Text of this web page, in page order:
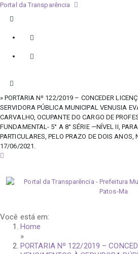
Portal da Transparência
» PORTARIA Nº 122/2019 – CONCEDER
SERVIDORA PÚBLICA MUNICIPAL VENUSIA
CARVALHO, OCUPANTE DO CARGO DE
FUNDAMENTAL- 5° A 8° SÉRIE —NÍVEL II,
PARTICULARES, PELO PRAZO DE DOIS
17/06/2021.
Você está em:
Home
»
PORTARIA Nº 122/2019 –